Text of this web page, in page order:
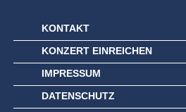
KONTAKT
KONZERT EINREICHEN
IMPRESSUM
DATENSCHUTZ